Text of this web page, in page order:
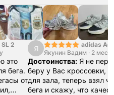
2
это
бега.
от
Я
adidas
13
Якунин Вадим · 2
Достоинства: Я не
беру у Вас кроссовки,
для зала, теперь взял
бега и скажу, что